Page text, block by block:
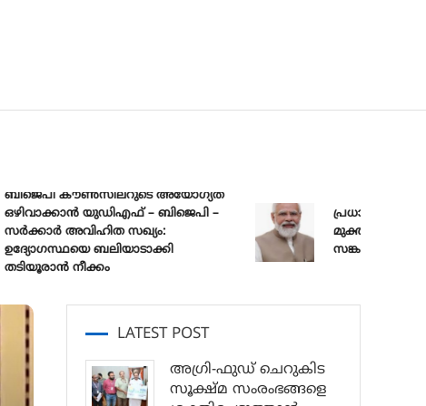
കൗൺസിലറുടെ അയോഗ്യത
യുഡിഎഫ് – ബിജെപി –
അവിഹിത സഖ്യം:
ബലിയാടാക്കി
നീക്കം
പ്രധാനമന്ത്രി ശ്രീ
മുക്ത് യുവ ഫോർ
സങ്കൽപ്പ്
LATEST POST
അഗ്രി-ഫുഡ് ചെറുകിട
സൂക്ഷ്മ സംരംഭങ്ങളെ